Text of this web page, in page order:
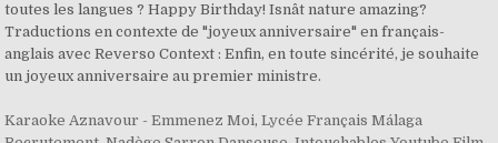
toutes les langues ? Happy Birthday! Isnât nature amazing?
Traductions en contexte de "joyeux anniversaire" en français-
anglais avec Reverso Context : Enfin, en toute sincérité, je souhaite
un joyeux anniversaire au premier ministre.
Karaoke Aznavour - Emmenez Moi,Lycée Français Málaga